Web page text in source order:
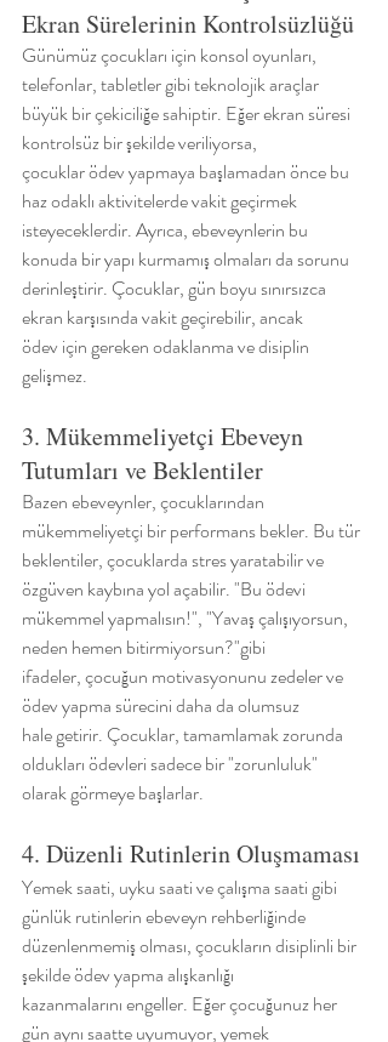
Ekran Sürelerinin Kontrolsüzlüğü
Günümüz çocukları için konsol oyunları,
telefonlar, tabletler gibi teknolojik araçlar
büyük bir çekiciliğe sahiptir. Eğer ekran süresi
kontrolsüz bir şekilde veriliyorsa,
çocuklar ödev yapmaya başlamadan önce bu
haz odaklı aktivitelerde vakit geçirmek
isteyeceklerdir. Ayrıca, ebeveynlerin bu
konuda bir yapı kurmamış olmaları da sorunu
derinleştirir. Çocuklar, gün boyu sınırsızca
ekran karşısında vakit geçirebilir, ancak
ödev için gereken odaklanma ve disiplin
gelişmez.
3. Mükemmeliyetçi Ebeveyn
Tutumları ve Beklentiler
Bazen ebeveynler, çocuklarından
mükemmeliyetçi bir performans bekler. Bu tür
beklentiler, çocuklarda stres yaratabilir ve
özgüven kaybına yol açabilir. "Bu ödevi
mükemmel yapmalısın!", "Yavaş çalışıyorsun,
neden hemen bitirmiyorsun?"gibi
ifadeler, çocuğun motivasyonunu zedeler ve
ödev yapma sürecini daha da olumsuz
hale getirir. Çocuklar, tamamlamak zorunda
oldukları ödevleri sadece bir "zorunluluk"
olarak görmeye başlarlar.
4. Düzenli Rutinlerin Oluşmaması
Yemek saati, uyku saati ve çalışma saati gibi
günlük rutinlerin ebeveyn rehberliğinde
düzenlenmemiş olması, çocukların disiplinli bir
şekilde ödev yapma alışkanlığı
kazanmalarını engeller. Eğer çocuğunuz her
gün aynı saatte uyumuyor, yemek